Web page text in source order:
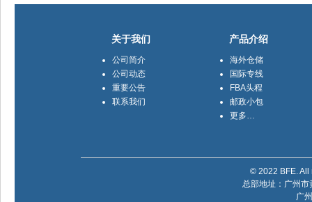
关于我们
公司简介
公司动态
重要公告
联系我们
产品介绍
海外仓储
国际专线
FBA头程
邮政小包
更多…
© 2022 BFE.
总部地址：广州
广